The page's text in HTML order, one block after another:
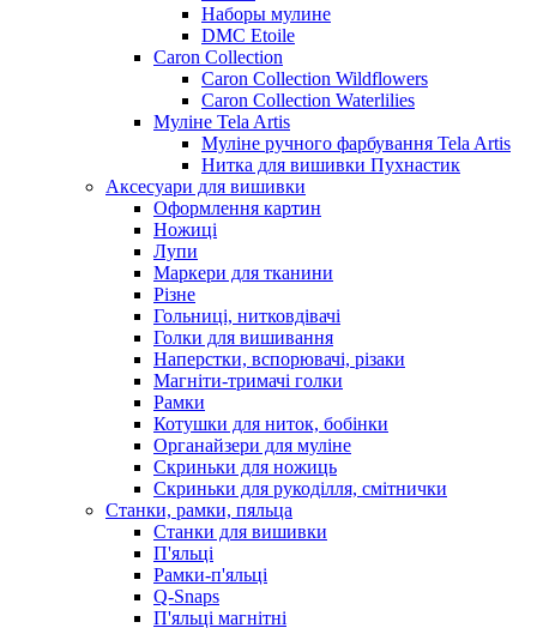
Наборы мулине
DMC Etoile
Caron Collection
Caron Collection Wildflowers
Caron Collection Waterlilies
Муліне Tela Artis
Муліне ручного фарбування Tela Artis
Нитка для вишивки Пухнастик
Аксесуари для вишивки
Оформлення картин
Ножиці
Лупи
Маркери для тканини
Різне
Гольниці, нитковдівачі
Голки для вишивання
Наперстки, вспорювачі, різаки
Магніти-тримачі голки
Рамки
Котушки для ниток, бобінки
Органайзери для муліне
Скриньки для ножиць
Скриньки для рукоділля, смітнички
Станки, рамки, пяльца
Станки для вишивки
П'яльці
Рамки-п'яльці
Q-Snaps
П'яльці магнітні